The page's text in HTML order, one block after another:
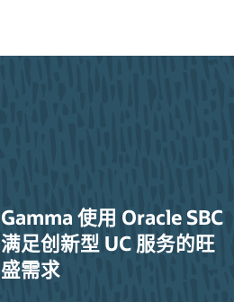
Gamma 使用 Oracle SBC
满足创新型 UC 服务的旺
盛需求